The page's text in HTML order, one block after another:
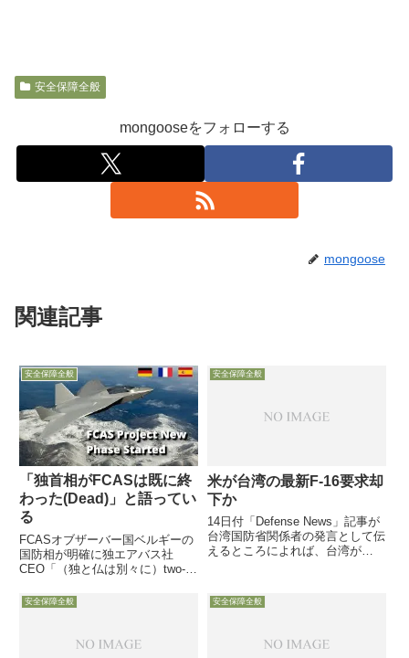
安全保障全般
mongooseをフォローする
mongoose
関連記事
安全保障全般
「独首相がFCASは既に終
わった(Dead)」と語ってい
る
FCASオブザーバー国ベルギーの
国防相が明確に独エアバス社
CEO「（独と仏は別々に）two-
の要望を聞き検討」「次ステップ
安全保障全般
米が台湾の最新F-16要求却
下か
14日付「Defense News」記事が
台湾国防省関係者の発言として伝
えるところによれば、台湾が
14日の間に台湾を訪問していた
米国防省代表団が応じられない旨
安全保障全般 安全保障全般